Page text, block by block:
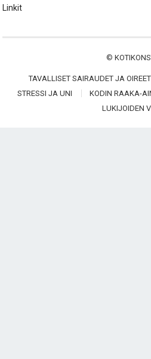
Linkit
©
TAVALLISET SAIRAUDET JA OIREET
STRESSI JA UNI
KODIN RAAKA-
LUKIJOIDEN